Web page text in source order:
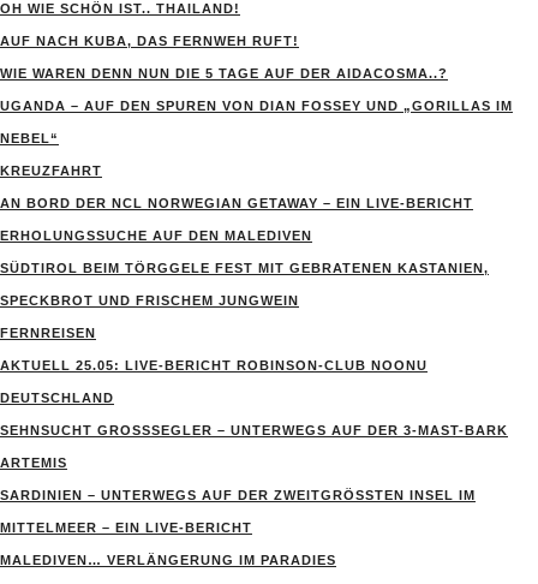
OH WIE SCHÖN IST.. THAILAND!
AUF NACH KUBA, DAS FERNWEH RUFT!
WIE WAREN DENN NUN DIE 5 TAGE AUF DER AIDACOSMA..?
UGANDA – AUF DEN SPUREN VON DIAN FOSSEY UND „GORILLAS IM
NEBEL“
KREUZFAHRT
AN BORD DER NCL NORWEGIAN GETAWAY – EIN LIVE-BERICHT
ERHOLUNGSSUCHE AUF DEN MALEDIVEN
SÜDTIROL BEIM TÖRGGELE FEST MIT GEBRATENEN KASTANIEN,
SPECKBROT UND FRISCHEM JUNGWEIN
FERNREISEN
AKTUELL 25.05: LIVE-BERICHT ROBINSON-CLUB NOONU
DEUTSCHLAND
SEHNSUCHT GROSSSEGLER – UNTERWEGS AUF DER 3-MAST-BARK A
RTEMIS
SARDINIEN – UNTERWEGS AUF DER ZWEITGRÖSSTEN INSEL IM M
ITTELMEER – EIN LIVE-BERICHT
MALEDIVEN… VERLÄNGERUNG IM PARADIES